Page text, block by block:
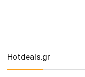
Hotdeals.gr